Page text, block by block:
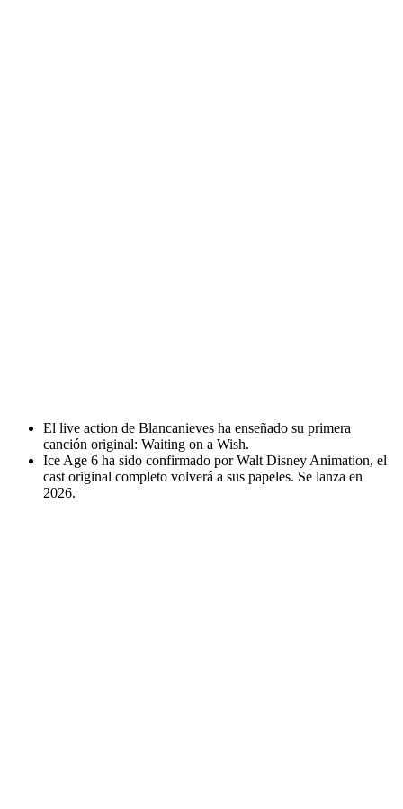
El live action de Blancanieves ha enseñado su primera
canción original: Waiting on a Wish.
Ice Age 6 ha sido confirmado por Walt Disney Animation, el
cast original completo volverá a sus papeles. Se lanza en
2026.